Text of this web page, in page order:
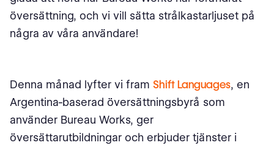
översättning, och vi vill sätta strålkastarljuset på
några av våra användare!
Denna månad lyfter vi fram Shift Languages, en
Argentina-baserad översättningsbyrå som
använder Bureau Works, ger
översättarutbildningar och erbjuder tjänster i